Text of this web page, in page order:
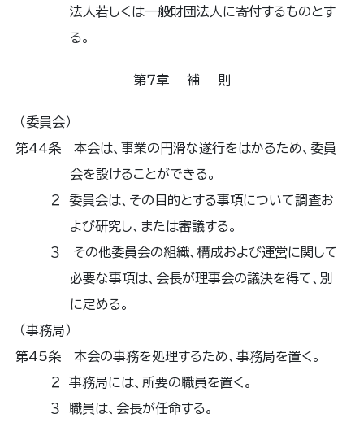
法人若しくは一般財団法人に寄付するものとす
る。
第７章 補 則
（委員会）
第44条 本会は、事業の円滑な遂行をはかるため、委員
会を設けることができる。
２ 委員会は、その目的とする事項について調査お
よび研究し、または審議する。
３ その他委員会の組織、構成および運営に関して
必要な事項は、会長が理事会の議決を得て、別
に定める。
（事務局）
第45条 本会の事務を処理するため、事務局を置く。
２ 事務局には、所要の職員を置く。
３ 職員は、会長が任命する。